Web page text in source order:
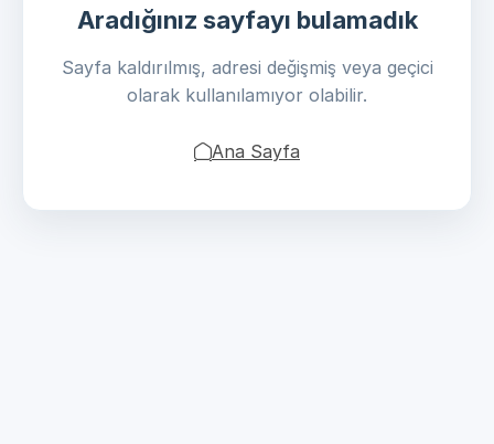
Aradığınız sayfayı bulamadık
Sayfa kaldırılmış, adresi değişmiş veya geçici
olarak kullanılamıyor olabilir.
Ana Sayfa